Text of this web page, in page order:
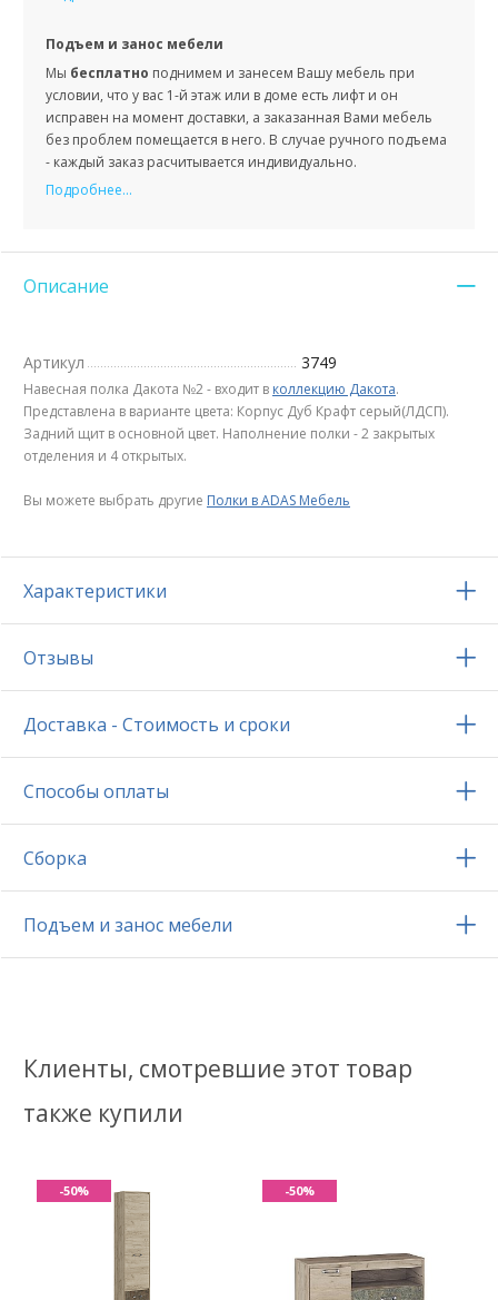
Подъем и занос мебели
Мы бесплатно поднимем и занесем Вашу мебель при
условии, что у вас 1-й этаж или в доме есть лифт и он
исправен на момент доставки, а заказанная Вами мебель
без проблем помещается в него. В случае ручного подъема
- каждый заказ расчитывается индивидуально.
Подробнее...
Описание
Артикул 3749
Навесная полка Дакота №2 - входит в коллекцию Дакота.
Представлена в варианте цвета: Корпус Дуб Крафт серый(ЛДСП).
Задний щит в основной цвет. Наполнение полки - 2 закрытых
отделения и 4 открытых.
Вы можете выбрать другие Полки в ADAS Мебель
Характеристики
Отзывы
Доставка - Стоимость и сроки
Способы оплаты
Сборка
Подъем и занос мебели
Клиенты, смотревшие этот товар
также купили
-50% -50%